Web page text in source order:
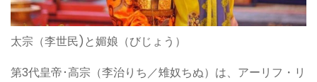
太宗（李世民)と媚娘（びじょう）
第3代皇帝･高宗（李治りち／雉奴ちぬ）は、アーリフ・リ